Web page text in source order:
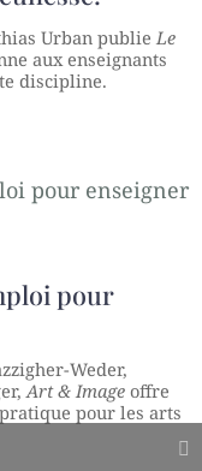
Urban publie Le
aux enseignants
discipline.
pour
Weder,
Art & Image offre
pour les arts